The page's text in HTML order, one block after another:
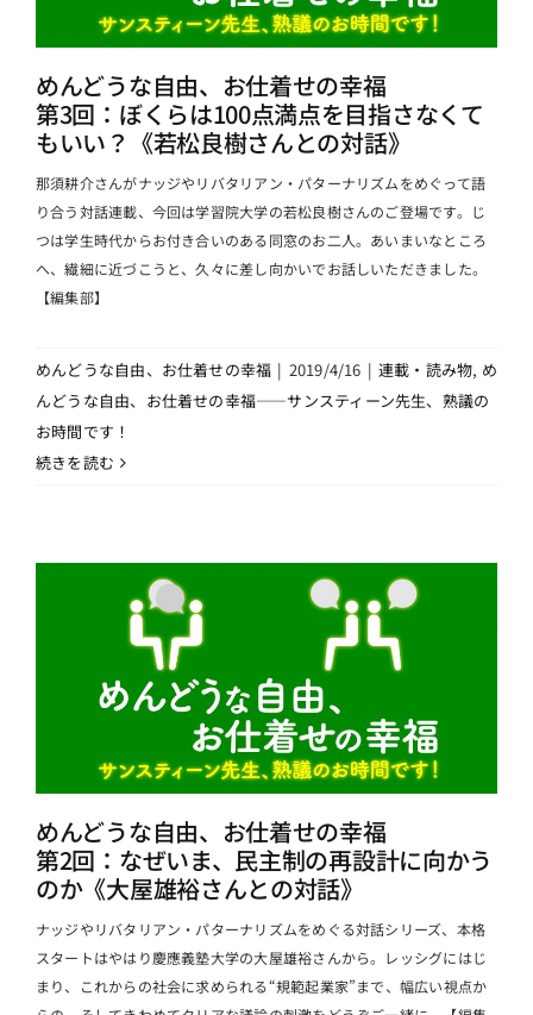
めんどうな自由、お仕着せの幸福
第3回：ぼくらは100点満点を目指さなくて
もいい？《若松良樹さんとの対話》
那須耕介さんがナッジやリバタリアン・パターナリズムをめぐって語
り合う対話連載、今回は学習院大学の若松良樹さんのご登場です。じ
つは学生時代からお付き合いのある同窓のお二人。あいまいなところ
へ、繊細に近づこうと、久々に差し向かいでお話しいただきました。
【編集部】
めんどうな自由、お仕着せの幸福 | 2019/4/16 | 連載・読み物, め
んどうな自由、お仕着せの幸福――サンスティーン先生、熟議の
お時間です！
続きを読む
めんどうな自由、お仕着せの幸福
第2回：なぜいま、民主制の再設計に向かう
のか《大屋雄裕さんとの対話》
ナッジやリバタリアン・パターナリズムをめぐる対話シリーズ、本格
スタートはやはり慶應義塾大学の大屋雄裕さんから。レッシグにはじ
まり、これからの社会に求められる“規範起業家”まで、幅広い視点か